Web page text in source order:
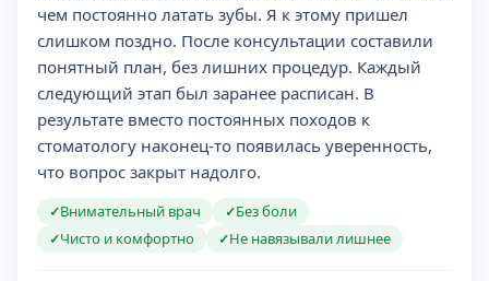
чем постоянно латать зубы. Я к этому пришел
слишком поздно. После консультации составили
понятный план, без лишних процедур. Каждый
следующий этап был заранее расписан. В
результате вместо постоянных походов к
стоматологу наконец-то появилась уверенность,
что вопрос закрыт надолго.
✓Внимательный врач ✓Без боли
✓Чисто и комфортно ✓Не навязывали лишнее